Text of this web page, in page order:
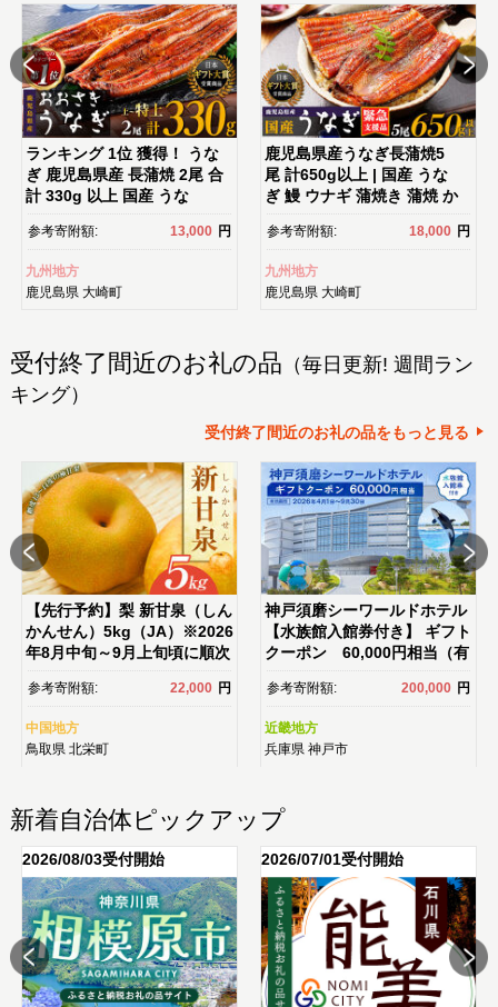
焼】
ランキング 1位 獲得！ うな
ぎ 鹿児島県産 長蒲焼 2尾 合
計 330g 以上 国産 うな
ぎ 鰻 ウナギ 蒲焼き 蒲焼 か
ばやき 魚 魚介 魚貝 海鮮 う
り ギフト 人気 おすすめ 鹿児
島県 大崎町 大隅半島 A703
参考寄附額: 13,000 円
九州地方
鹿児島県 大崎町
鹿児島県産うなぎ長蒲焼5
尾 計650g以上 | 国産 うな
ぎ 鰻 ウナギ 蒲焼き 蒲焼 か
ばやき unagi うなぎ蒲焼 土
用丑の日 土用の丑の日 丑の
重 蒲焼 訳あり ギフト 人
気 おすすめ 鹿児島県 大崎
焼 国産 うなぎ unagi 鰻 ウナ
参考寄附額: 18,000 円
九州地方
鹿児島県 大崎町
受付終了間近のお礼の品 （毎日更新! 週間ラン
キング）
受付終了間近のお礼の品をもっと見る
【先行予約】梨 新甘泉（しん
かんせん）5kg（JA）※2026
年8月中旬～9月上旬頃に順次
発送予定【梨 なし ナシ 新甘
泉 フルーツ 果物 鳥取県 北栄
町 おすすめ 人気】
参考寄附額: 22,000 円
中国地方
鳥取県 北栄町
神戸須磨シーワールドホテル
【水族館入館券付き】 ギフト
クーポン 60,000円相当（有
効期限：2026年4月1日～9月
30日）
参考寄附額: 200,000 円
近畿地方
兵庫県 神戸市
新着自治体ピックアップ
2026/08/03受付開始 2026/07/01受付開始